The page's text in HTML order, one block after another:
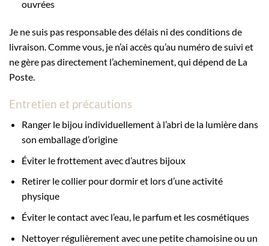
ouvrées
Je ne suis pas responsable des délais ni des conditions de
livraison. Comme vous, je n’ai accès qu’au numéro de suivi et
ne gère pas directement l’acheminement, qui dépend de La
Poste.
Entretien et précautions
Ranger le bijou individuellement à l’abri de la lumière dans
son emballage d’origine
Éviter le frottement avec d’autres bijoux
Retirer le collier pour dormir et lors d’une activité
physique
Éviter le contact avec l’eau, le parfum et les cosmétiques
Nettoyer régulièrement avec une petite chamoisine ou un